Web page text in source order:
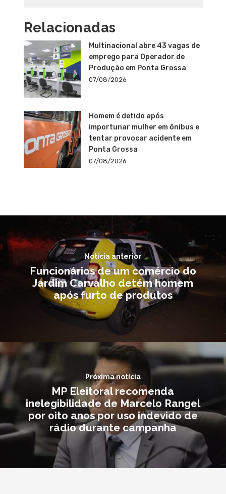
Relacionadas
Multinacional abre 43 vagas de
emprego para Operador de
Produção em Ponta Grossa
07/08/2026
Homem é detido após
importunar mulher em ônibus e
tentar provocar acidente em
Ponta Grossa
07/08/2026
Notícia anterior
Funcionários de um comércio do
Jardim Carvalho detém homem
após furto de produtos
Próxima notícia
MP Eleitoral recomenda
inelegibilidade de Marcelo Rangel
por oito anos por uso indevido de
rádio durante campanha